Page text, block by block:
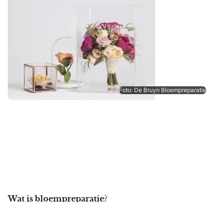
Foto: De Bruyn Bloempreparatie
Wat is bloempreparatie?